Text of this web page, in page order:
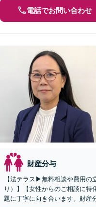
電話でお問い合わせ
財産分与
【法テラス▶︎無料相談や費用の
り）】【女性からのご相談に特
題に丁寧に向き合います。財産